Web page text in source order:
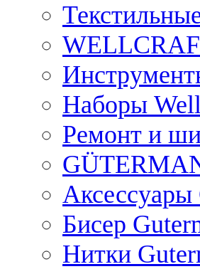
Наборы
Ремонт и
Аксессуары
Бисер
Нитки